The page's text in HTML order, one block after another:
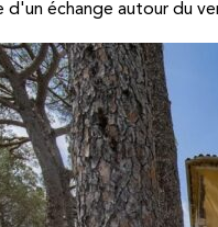
d'un échange autour du